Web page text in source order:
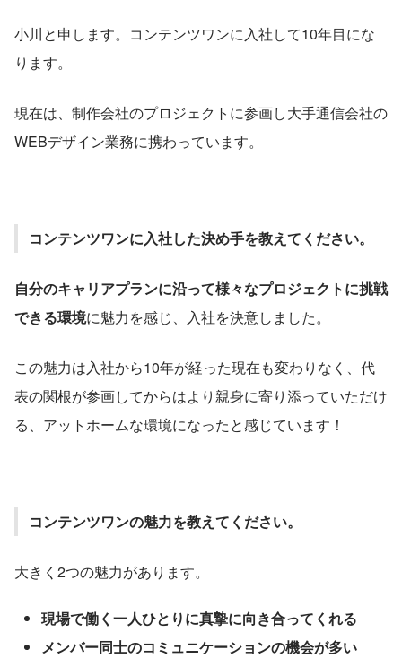
小川と申します。コンテンツワンに入社して10年目にな
ります。
現在は、制作会社のプロジェクトに参画し大手通信会社の
WEBデザイン業務に携わっています。
コンテンツワンに入社した決め手を教えてください。
自分のキャリアプランに沿って様々なプロジェクトに挑戦
できる環境に魅力を感じ、入社を決意しました。
この魅力は入社から10年が経った現在も変わりなく、代
表の関根が参画してからはより親身に寄り添っていただけ
る、アットホームな環境になったと感じています！
コンテンツワンの魅力を教えてください。
大きく2つの魅力があります。
現場で働く一人ひとりに真摯に向き合ってくれる
メンバー同士のコミュニケーションの機会が多い